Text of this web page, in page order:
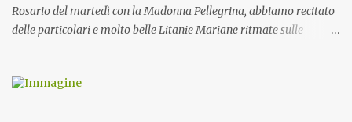
Rosario del martedì con la Madonna Pellegrina, abbiamo recitato
delle particolari e molto belle Litanie Mariane ritmate sulle
preghiera.